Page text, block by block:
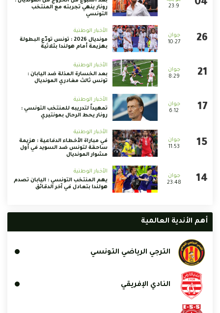
23:9
رونار ينهي تجربته مع المنتخب
التونسي
10:27
الأخبار الوطنية
مونديال 2026 : تونس تودّع البطولة
بهزيمة أمام هولندا بثلاثية
8:29
الأخبار الوطنية
بعد الخسارة المذلة ضد اليابان :
تونس ثالث مغادري المونديال
6:12
الأخبار الوطنية
تمهيداً لتدريبه للمنتخب التونسي :
رونار يحط الرحال بمونتيري
11:53
الأخبار الوطنية
في مباراة الأخطاء الدفاعية : هزيمة
ساحقة لتونس ضد السويد في أول
مشوار المونديال
23:48
الأخبار الوطنية
يهم المنتخب التونسي : اليابان تصدم
هولندا بتعادل في آخر الدقائق
أهم الأندية العالمية
الترجي الرياضي التونسي
النادي الإفريقي